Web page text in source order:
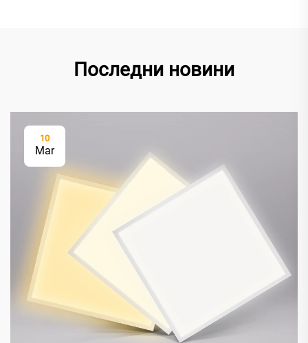
Последни новини
10
Mar